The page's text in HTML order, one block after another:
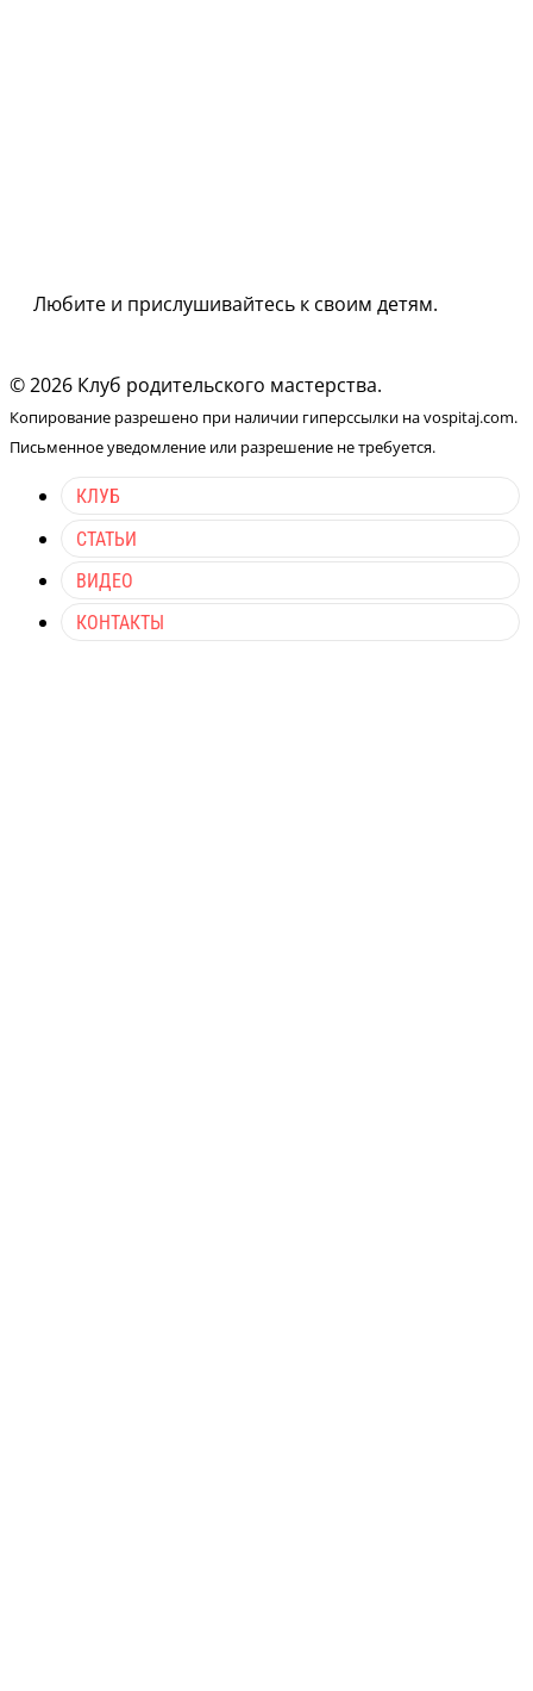
Любите и прислушивайтесь к своим детям.
© 2026 Клуб родительского мастерства.
Копирование разрешено при наличии гиперссылки на vospitaj.com.
Письменное уведомление или разрешение не требуется.
КЛУБ
СТАТЬИ
ВИДЕО
КОНТАКТЫ